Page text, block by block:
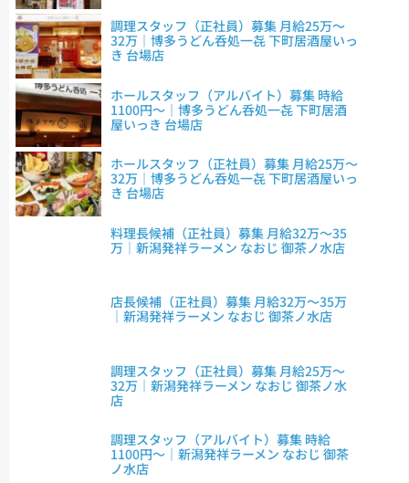
調理スタッフ（正社員）募集 月給25万～
32万｜博多うどん呑処一㐂 下町居酒屋いっ
き 台場店
ホールスタッフ（アルバイト）募集 時給
1100円～｜博多うどん呑処一㐂 下町居酒
屋いっき 台場店
ホールスタッフ（正社員）募集 月給25万～
32万｜博多うどん呑処一㐂 下町居酒屋いっ
き 台場店
料理長候補（正社員）募集 月給32万～35
万｜新潟発祥ラーメン なおじ 御茶ノ水店
店長候補（正社員）募集 月給32万～35万
｜新潟発祥ラーメン なおじ 御茶ノ水店
調理スタッフ（正社員）募集 月給25万～
32万｜新潟発祥ラーメン なおじ 御茶ノ水
店
調理スタッフ（アルバイト）募集 時給
1100円～｜新潟発祥ラーメン なおじ 御茶
ノ水店